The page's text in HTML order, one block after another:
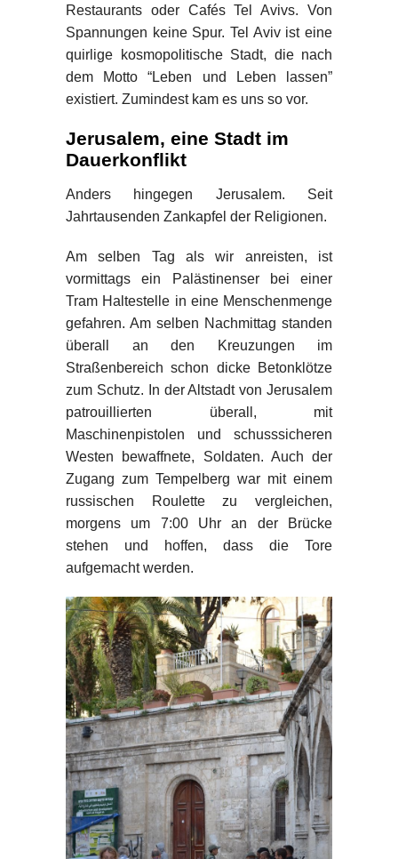
Restaurants oder Cafés Tel Avivs. Von
Spannungen keine Spur. Tel Aviv ist eine
quirlige kosmopolitische Stadt, die nach
dem Motto “Leben und Leben lassen”
existiert. Zumindest kam es uns so vor.
Jerusalem, eine Stadt im
Dauerkonflikt
Anders hingegen Jerusalem. Seit
Jahrtausenden Zankapfel der Religionen.
Am selben Tag als wir anreisten, ist
vormittags ein Palästinenser bei einer
Tram Haltestelle in eine Menschenmenge
gefahren. Am selben Nachmittag standen
überall an den Kreuzungen im
Straßenbereich schon dicke Betonklötze
zum Schutz. In der Altstadt von Jerusalem
patrouillierten überall, mit
Maschinenpistolen und schusssicheren
Westen bewaffnete, Soldaten. Auch der
Zugang zum Tempelberg war mit einem
russischen Roulette zu vergleichen,
morgens um 7:00 Uhr an der Brücke
stehen und hoffen, dass die Tore
aufgemacht werden.